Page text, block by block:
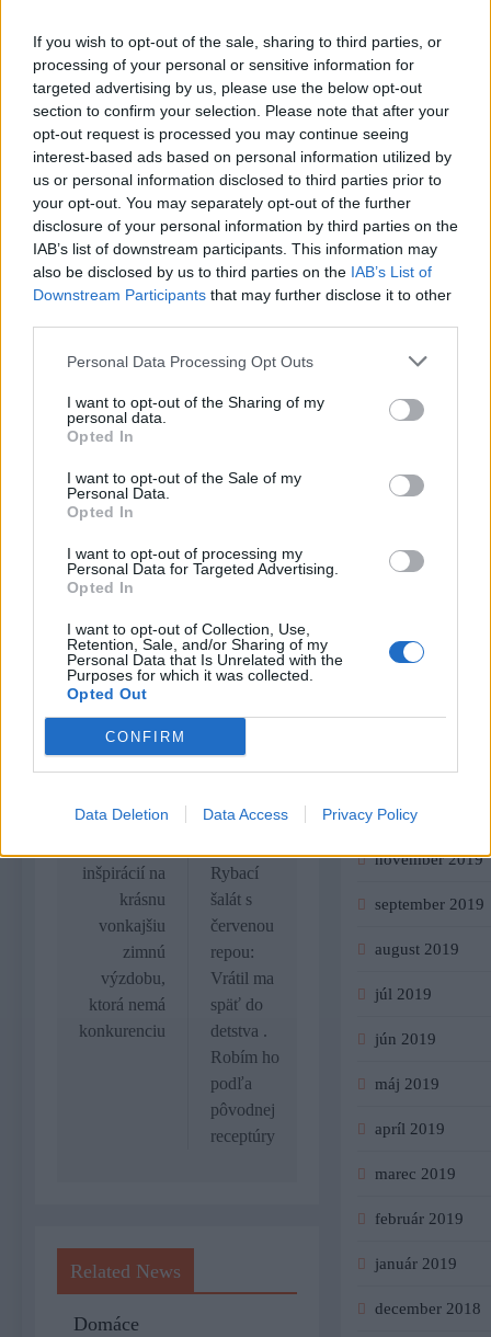
If you wish to opt-out of the sale, sharing to third parties, or
processing of your personal or sensitive information for
targeted advertising by us, please use the below opt-out
section to confirm your selection. Please note that after your
opt-out request is processed you may continue seeing
interest-based ads based on personal information utilized by
us or personal information disclosed to third parties prior to
your opt-out. You may separately opt-out of the further
disclosure of your personal information by third parties on the
IAB’s list of downstream participants. This information may
also be disclosed by us to third parties on the IAB’s List of
Downstream Participants that may further disclose it to other
Personal Data Processing Opt Outs
I want to opt-out of the Sharing of my
personal data.
Opted In
I want to opt-out of the Sale of my
Personal Data.
Opted In
I want to opt-out of processing my
Personal Data for Targeted Advertising.
Opted In
I want to opt-out of Collection, Use,
Retention, Sale, and/or Sharing of my
Personal Data that Is Unrelated with the
Purposes for which it was collected.
Opted Out
CONFIRM
Data Deletion Data Access Privacy Policy
Zdroj: souspark.ru
Navigácia
v
článku
Previous:
inšpirácií na
krásnu
vonkajšiu
zimnú
výzdobu,
ktorá nemá
konkurenciu
Next:
Rybací
šalát s
červenou
repou:
Vrátil ma
späť do
detstva .
Robím ho
podľa
pôvodnej
receptúry
Related News
Domáce
máj 2021
apríl 2021
marec 2021
február 2021
január 2021
december 2020
október 2020
september 2020
júl 2020
január 2020
december 2019
november 2019
september 2019
august 2019
júl 2019
jún 2019
máj 2019
apríl 2019
marec 2019
február 2019
január 2019
december 2018